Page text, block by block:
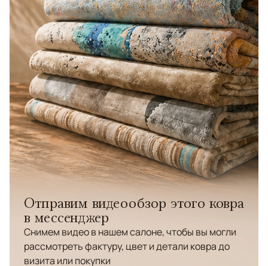
Отправим видеообзор этого ковра
в мессенджер
Снимем видео в нашем салоне, чтобы вы могли
рассмотреть фактуру, цвет и детали ковра до
визита или покупки